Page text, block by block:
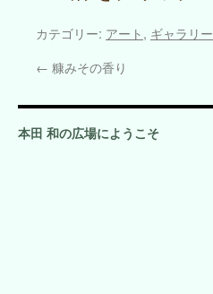
カテゴリー: アート, ギャラリー
← 糠みその香り
本田 和の広場にようこそ